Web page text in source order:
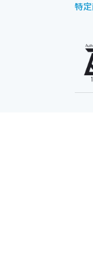
特